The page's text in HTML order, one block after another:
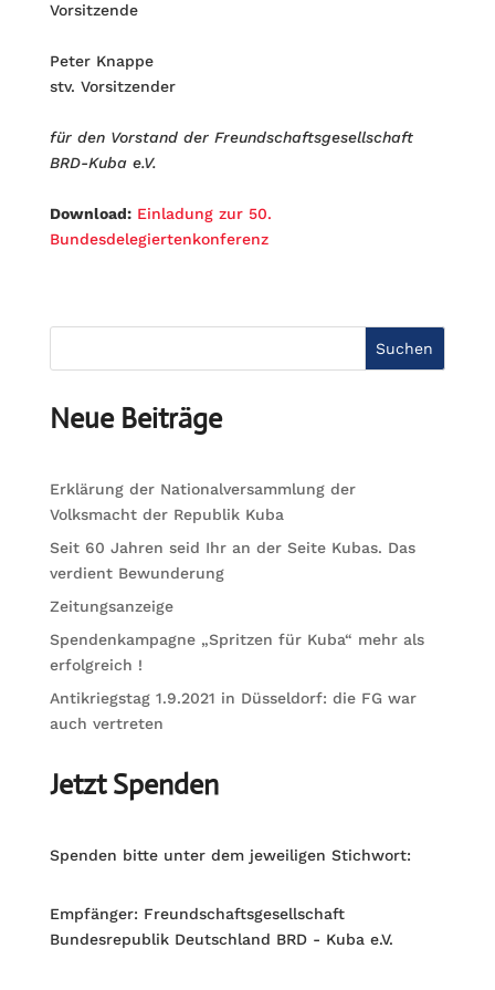
Vorsitzende
Peter Knappe
stv. Vorsitzender
für den Vorstand der Freundschaftsgesellschaft
BRD-Kuba e.V.
Download: Einladung zur 50.
Bundesdelegiertenkonferenz
Suchen
Neue Beiträge
Erklärung der Nationalversammlung der
Volksmacht der Republik Kuba
Seit 60 Jahren seid Ihr an der Seite Kubas. Das
verdient Bewunderung
Zeitungsanzeige
Spendenkampagne „Spritzen für Kuba“ mehr als
erfolgreich !
Antikriegstag 1.9.2021 in Düsseldorf: die FG war
auch vertreten
Jetzt Spenden
Spenden bitte unter dem jeweiligen Stichwort:
Empfänger: Freundschaftsgesellschaft
Bundesrepublik Deutschland BRD - Kuba e.V.